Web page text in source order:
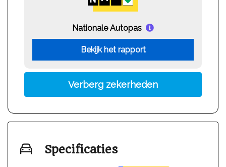
Nationale Autopas
Bekijk het rapport
Verberg zekerheden
Specificaties